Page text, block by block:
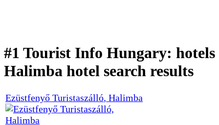
#1 Tourist Info Hungary:
Halimba hotel search results
Ezüstfenyő Turistaszálló, Halimba